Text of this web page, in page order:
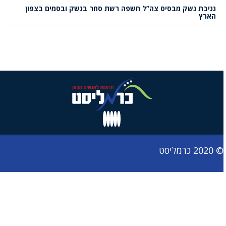
גניבת נשק מבסיס צה”ל חשפה רשת סחר בנשק ובסמים בצפון
הארץ
© 2020 כרמליסט